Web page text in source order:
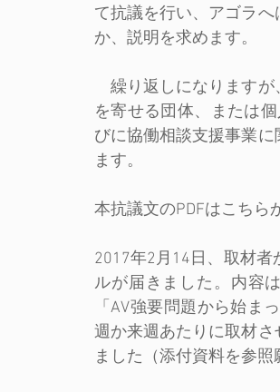
て抗議を行い、アゴラ
か、説明を求めます。
繰り返しになりますが
を寄せる団体、または
びに協働相談支援事業
ます。
本抗議文のPDFはこちら
2017年2月14日、取材者
ルが届きました。内容
「AV強要問題から始ま
週か来週あたりに取材
ました（添付資料を参照